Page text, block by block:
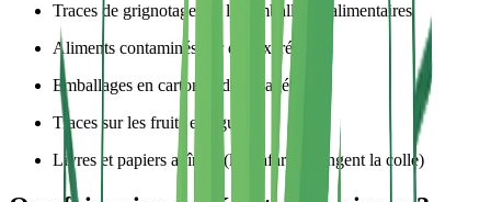
Traces de grignotage sur les emballages alimentaires
Aliments contaminés par des excréments
Emballages en carton endommagés
Traces sur les fruits et légumes
Livres et papiers abîmés (les cafards mangent la colle)